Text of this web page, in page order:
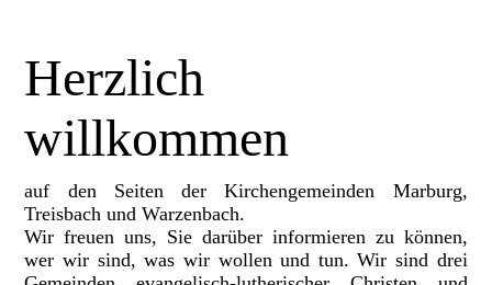
Herzlich
willkommen
auf den Seiten der Kirchengemeinden Marburg,
Treisbach und Warzenbach.
Wir freuen uns, Sie darüber informieren zu können,
wer wir sind, was wir wollen und tun. Wir sind drei